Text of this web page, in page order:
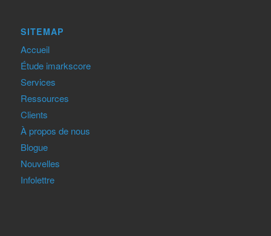
SITEMAP
Accueil
Étude imarkscore
Services
Ressources
Clients
À propos de nous
Blogue
Nouvelles
Infolettre